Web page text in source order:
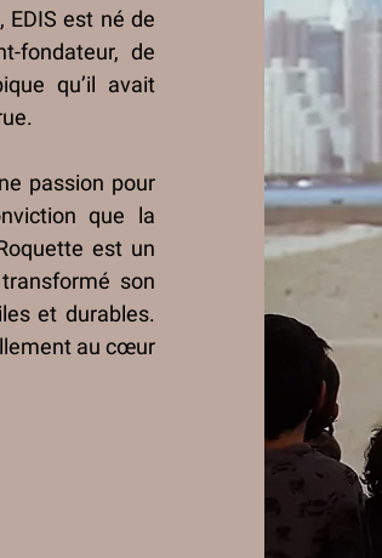
EDIS est né de
fondateur, de
qu’il avait
passion pour
que la
est un
son
et durables.
au cœur